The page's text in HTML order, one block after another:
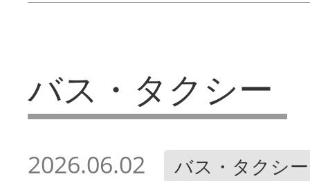
バス・タクシー
2026.06.02 バス・タクシー